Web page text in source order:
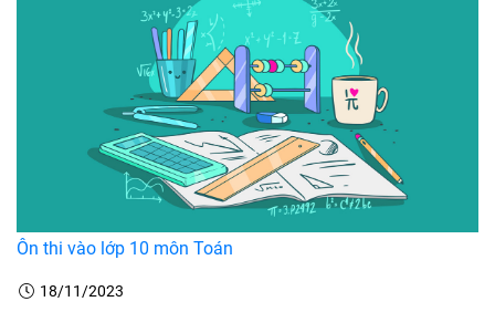
Ôn thi vào lớp 10 môn Toán
18/11/2023